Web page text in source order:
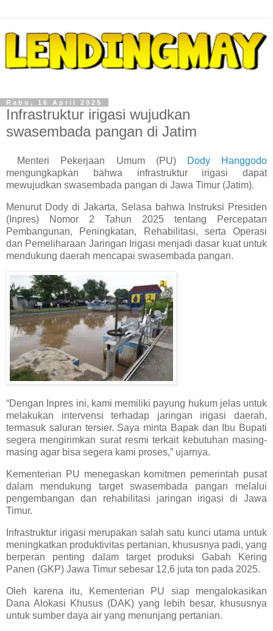
Rabu, 16 April 2025
Infrastruktur irigasi wujudkan
swasembada pangan di Jatim
Menteri Pekerjaan Umum (PU)
Dody Hanggodo
mengungkapkan bahwa infrastruktur irigasi dapat
mewujudkan swasembada pangan di Jawa Timur (Jatim).
Menurut Dody di Jakarta, Selasa bahwa Instruksi Presiden
(Inpres) Nomor 2 Tahun 2025 tentang Percepatan
Pembangunan, Peningkatan, Rehabilitasi, serta Operasi
dan Pemeliharaan Jaringan Irigasi menjadi dasar kuat untuk
mendukung daerah mencapai swasembada pangan.
“Dengan Inpres ini, kami memiliki payung hukum jelas untuk
melakukan intervensi terhadap jaringan irigasi daerah,
termasuk saluran tersier. Saya minta Bapak dan Ibu Bupati
segera mengirimkan surat resmi terkait kebutuhan masing-
masing agar bisa segera kami proses,” ujarnya.
Kementerian PU menegaskan komitmen pemerintah pusat
dalam mendukung target swasembada pangan melalui
pengembangan dan rehabilitasi jaringan irigasi di Jawa
Timur.
Infrastruktur irigasi merupakan salah satu kunci utama untuk
meningkatkan produktivitas pertanian, khususnya padi, yang
berperan penting dalam target produksi Gabah Kering
Panen (GKP) Jawa Timur sebesar 12,6 juta ton pada 2025.
Oleh karena itu, Kementerian PU siap mengalokasikan
Dana Alokasi Khusus (DAK) yang lebih besar, khususnya
untuk sumber daya air yang menunjang pertanian.